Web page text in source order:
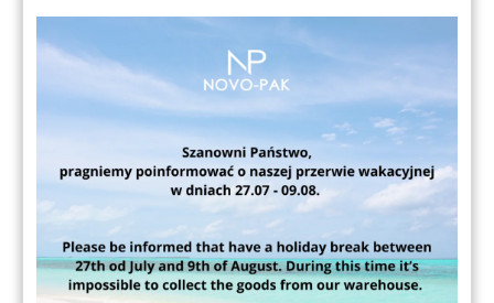
współpracy ogranicza ryzyko błędów
komunikacyjnych oraz skraca czas reakcji
na ewentualne problemy
Podsumowanie
Zakup opakowań bezpośrednio
u producenta sprzyja utrzymaniu spójnych
parametrów technicznych i jakościowych.
Transparentność procesu wytwarzania
ułatwia ocenę zgodności opakowań